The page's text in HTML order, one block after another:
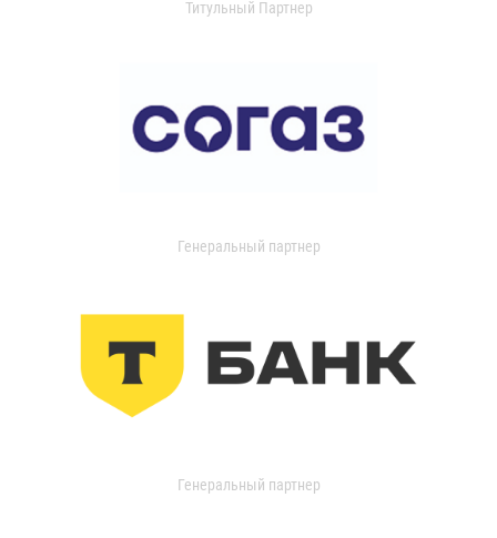
Титульный Партнер
Генеральный партнер
Генеральный партнер